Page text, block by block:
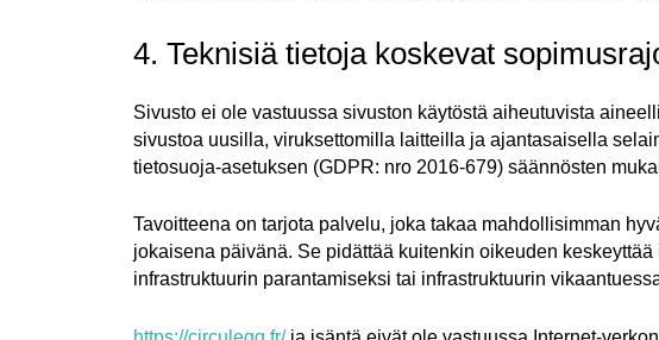
4. Teknisiä tietoja koskevat
Sivusto ei ole vastuussa sivuston käytöstä aiheutuvista
sivustoa uusilla, viruksettomilla laitteilla ja ajantasaisella
tietosuoja-asetuksen (GDPR: nro 2016-679) säännösten
Tavoitteena on tarjota palvelu, joka takaa mahdollisimman
jokaisena päivänä. Se pidättää kuitenkin oikeuden
infrastruktuurin parantamiseksi tai infrastruktuurin